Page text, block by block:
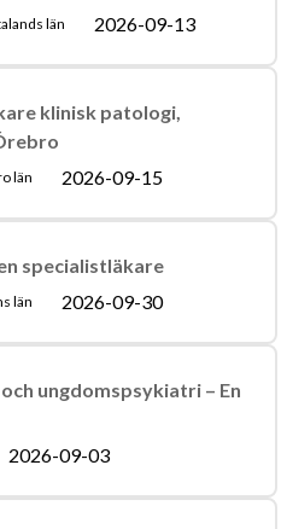
län 2026-09-13
klinisk patologi,
län 2026-09-15
specialistläkare
län 2026-09-30
ungdomspsykiatri – En
2026-09-03